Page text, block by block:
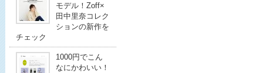
モデル！Zoff×
田中里奈コレク
ションの新作を
チェック
1000円でこん
なにかわいい！